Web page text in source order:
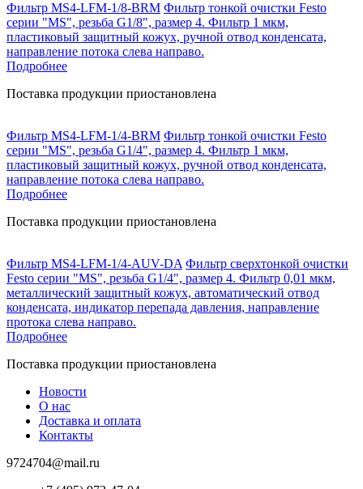
Фильтр MS4-LFM-1/8-BRM Фильтр тонкой очистки Festo
серии "MS", резьба G1/8", размер 4. Фильтр 1 мкм,
пластиковый защитный кожух, ручной отвод конденсата,
направление потока слева направо.
Подробнее
Поставка продукции приостановлена
Фильтр MS4-LFM-1/4-BRM Фильтр тонкой очистки Festo
серии "MS", резьба G1/4", размер 4. Фильтр 1 мкм,
пластиковый защитный кожух, ручной отвод конденсата,
направление потока слева направо.
Подробнее
Поставка продукции приостановлена
Фильтр MS4-LFM-1/4-AUV-DA Фильтр сверхтонкой очистки
Festo серии "MS", резьба G1/4", размер 4. Фильтр 0,01 мкм,
металлический защитный кожух, автоматический отвод
конденсата, индикатор перепада давления, направление
протока слева направо.
Подробнее
Поставка продукции приостановлена
Новости
О нас
Доставка и оплата
Контакты
9724704@mail.ru